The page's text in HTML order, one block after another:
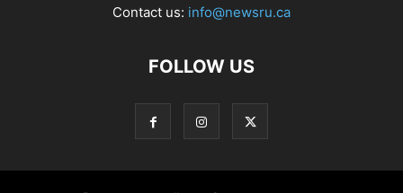
Contact us: info@newsru.ca
FOLLOW US